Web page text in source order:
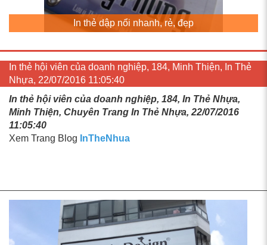
In thẻ dập nổi nhanh, rẻ, đẹp
In thẻ hội viên của doanh nghiệp, 184, Minh Thiện, In Thẻ
Nhựa, 22/07/2016 11:05:40
In thẻ hội viên của doanh nghiệp, 184, In Thẻ Nhựa,
Minh Thiện, Chuyên Trang In Thẻ Nhựa, 22/07/2016
11:05:40
Xem Trang Blog InTheNhua